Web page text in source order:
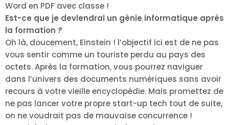
Word en PDF avec classe !
Est-ce que je deviendrai un génie informatique après
la formation ?
Oh là, doucement, Einstein ! l’objectif ici est de ne pas
vous sentir comme un touriste perdu au pays des
octets. Après la formation, vous pourrez naviguer
dans l’univers des documents numériques sans avoir
recours à votre vieille encyclopédie. Mais promettez de
ne pas lancer votre propre start-up tech tout de suite,
on ne voudrait pas de mauvaise concurrence !